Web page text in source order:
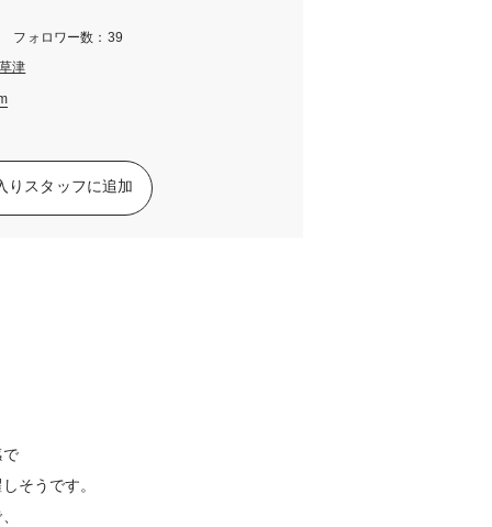
フォロワー数：39
津
りスタッフに追加
で
そうです。